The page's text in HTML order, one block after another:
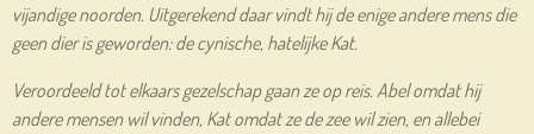
vijandige noorden. Uitgerekend daar vindt hij de enige andere mens die
geen dier is geworden: de cynische, hatelijke Kat.
Veroordeeld tot elkaars gezelschap gaan ze op reis. Abel omdat hij
andere mensen wil vinden, Kat omdat ze de zee wil zien, en allebei